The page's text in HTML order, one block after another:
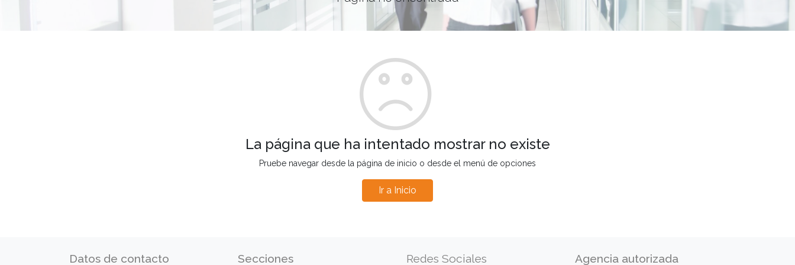
La página que ha intentado mostrar no existe
Pruebe navegar desde la página de inicio o desde el menú de opciones
Ir a Inicio
Datos de contacto Secciones Redes Sociales Agencia autorizada